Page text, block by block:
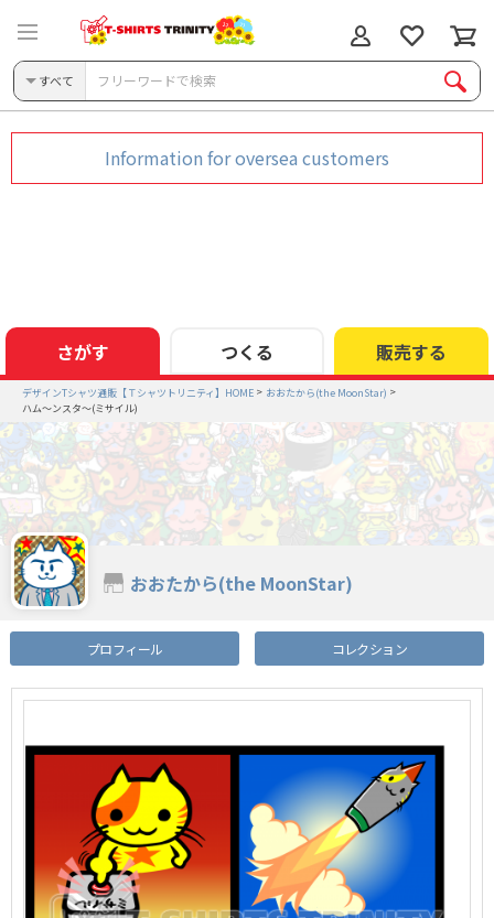
Information for oversea customers
すべて
さがす つくる 販売する
デザインTシャツ通販【Ｔシャツトリニティ】HOME
おおたから(the MoonStar)
ハム～ンスタ～(ミサイル)
おおたから(the MoonStar)
プロフィール コレクション